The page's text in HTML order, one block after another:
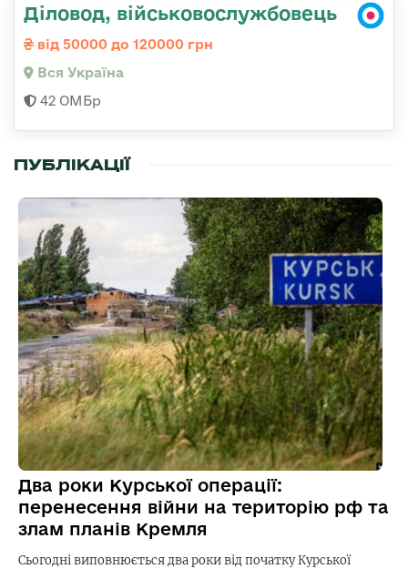
Діловод, військовослужбовець
від 50000 до 120000 грн
Вся Україна
42 ОМБр
ПУБЛІКАЦІЇ
Два роки Курської операції:
перенесення війни на територію рф та
злам планів Кремля
Сьогодні виповнюється два роки від початку Курської